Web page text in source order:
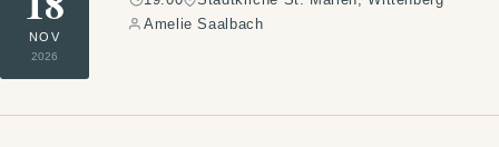
NOV
2026
Amelie Saalbach